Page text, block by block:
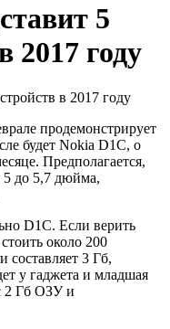
5
2017 году
продемонстрирует
будет Nokia D1C, о
Предполагается,
5 до 5,7 дюйма,
D1C. Если верить
около 200
составляет 3 Гб,
у гаджета и младшая
2 Гб ОЗУ и